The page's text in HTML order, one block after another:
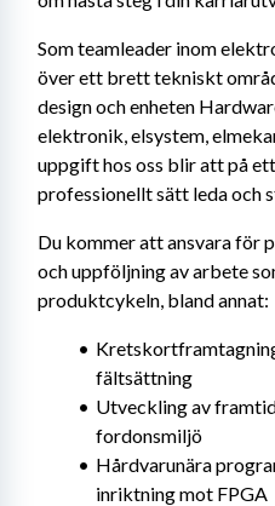
Som teamleader inom
över ett brett tekniskt
design och enheten
elektronik, elsystem,
uppgift hos oss blir att på
professionellt sätt leda och
Du kommer att ansvara för
och uppföljning av arbete
produktcykeln, bland annat:
fältsättning
Utveckling av
fordonsmiljö
Hårdvarunära
inriktning mot FPGA